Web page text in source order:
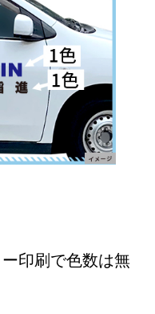
印刷で色数は無